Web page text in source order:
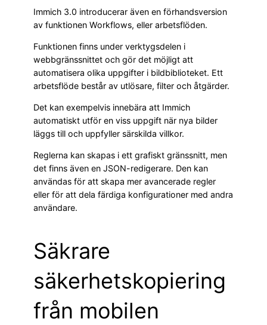
Immich 3.0 introducerar även en förhandsversion
av funktionen Workflows, eller arbetsflöden.
Funktionen finns under verktygsdelen i
webbgränssnittet och gör det möjligt att
automatisera olika uppgifter i bildbiblioteket. Ett
arbetsflöde består av utlösare, filter och åtgärder.
Det kan exempelvis innebära att Immich
automatiskt utför en viss uppgift när nya bilder
läggs till och uppfyller särskilda villkor.
Reglerna kan skapas i ett grafiskt gränssnitt, men
det finns även en JSON-redigerare. Den kan
användas för att skapa mer avancerade regler
eller för att dela färdiga konfigurationer med andra
användare.
Säkrare
säkerhetskopiering
från mobilen